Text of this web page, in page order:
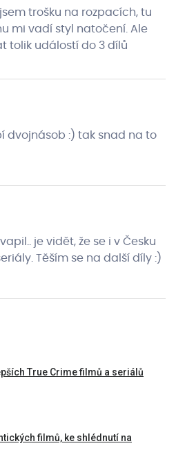
trošku na rozpacích, tu
mi vadí styl natočení. Ale
tolik událostí do 3 dílů
dvojnásob :) tak snad na to
je vidět, že se i v Česku
Těším se na další díly :)
True Crime filmů a seriálů
filmů, ke shlédnutí na